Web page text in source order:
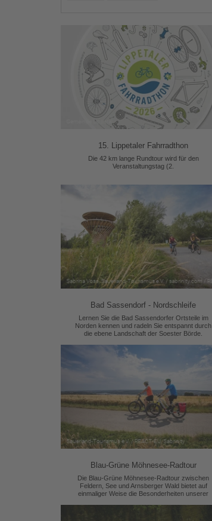
15. Lippetaler Fahrradthon
Die 42 km lange Rundtour wird für den
Veranstaltungstag (2.
Bad Sassendorf - Nordschleife
Lernen Sie die Bad Sassendorfer Ortsteile im
Norden kennen und radeln Sie entspannt durch
die ebene Landschaft der Soester Börde.
Blau-Grüne Möhnesee-Radtour
Die Blau-Grüne Möhnesee-Radtour zwischen
Feldern, See und Arnsberger Wald bietet auf
einmaliger Weise die Besonderheiten unserer